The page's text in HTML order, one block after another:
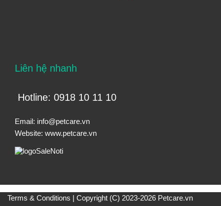
Liên hệ nhanh
Hotline: 0918 10 11 10
Email: info@petcare.vn
Website: www.petcare.vn
Terms & Conditions | Copyright (C) 2023-2026 Petcare.vn